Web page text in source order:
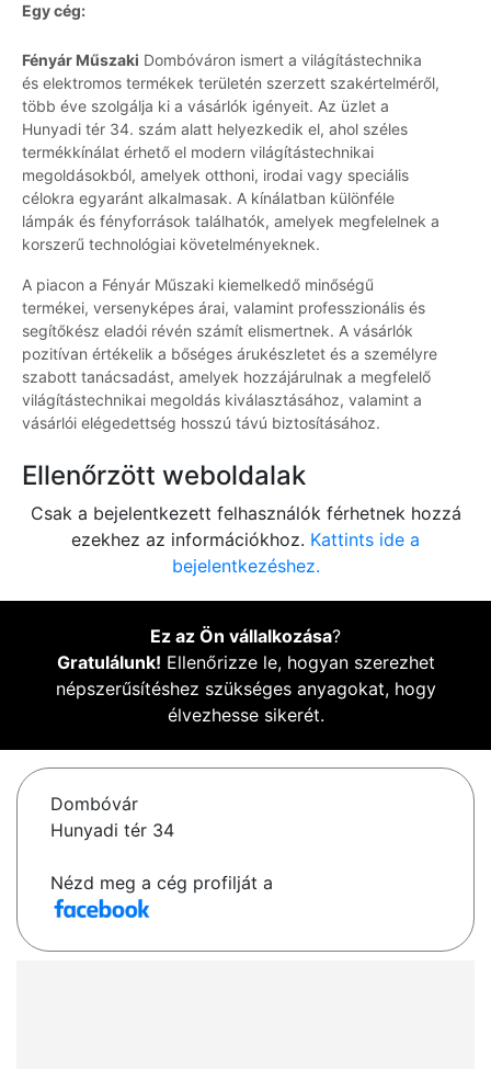
Egy cég:
Fényár Műszaki Dombóváron ismert a világítástechnika
és elektromos termékek területén szerzett szakértelméről,
több éve szolgálja ki a vásárlók igényeit. Az üzlet a
Hunyadi tér 34. szám alatt helyezkedik el, ahol széles
termékkínálat érhető el modern világítástechnikai
megoldásokból, amelyek otthoni, irodai vagy speciális
célokra egyaránt alkalmasak. A kínálatban különféle
lámpák és fényforrások találhatók, amelyek megfelelnek a
korszerű technológiai követelményeknek.
A piacon a Fényár Műszaki kiemelkedő minőségű
termékei, versenyképes árai, valamint professzionális és
segítőkész eladói révén számít elismertnek. A vásárlók
pozitívan értékelik a bőséges árukészletet és a személyre
szabott tanácsadást, amelyek hozzájárulnak a megfelelő
világítástechnikai megoldás kiválasztásához, valamint a
vásárlói elégedettség hosszú távú biztosításához.
Ellenőrzött weboldalak
Csak a bejelentkezett felhasználók férhetnek hozzá
ezekhez az információkhoz. Kattints ide a
bejelentkezéshez.
Ez az Ön vállalkozása?
Gratulálunk! Ellenőrizze le, hogyan szerezhet
népszerűsítéshez szükséges anyagokat, hogy
élvezhesse sikerét.
Dombóvár
Hunyadi tér 34
Nézd meg a cég profilját a